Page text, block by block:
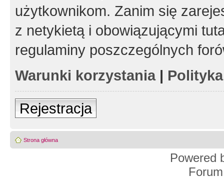
użytkownikom. Zanim się
z netykietą i obowiązującymi
regulaminy poszczególnych
Warunki korzystania|
Rejestracja
Strona główna
Powered